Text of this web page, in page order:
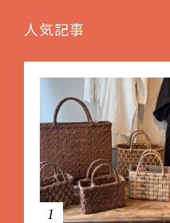
人気記事
1